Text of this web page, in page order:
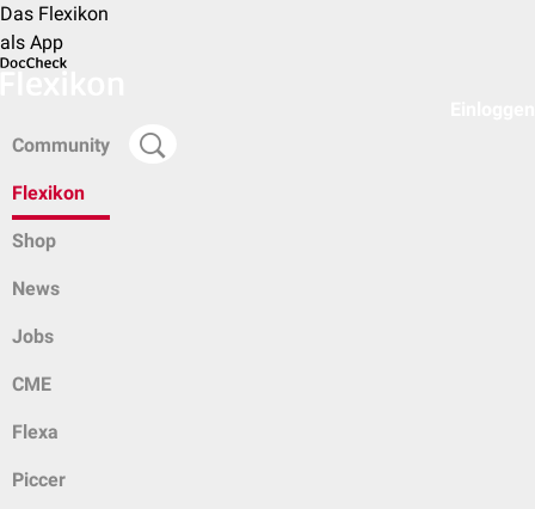
Das Flexikon
als App
Community
Flexikon
Shop
News
Jobs
CME
Flexa
Piccer